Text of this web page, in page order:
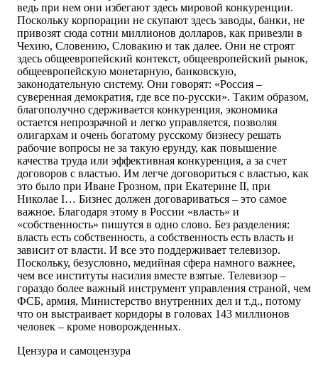
ведь при нем они избегают здесь мировой конкуренции.
Поскольку корпорации не скупают здесь заводы, банки, не
привозят сюда сотни миллионов долларов, как привезли в
Чехию, Словению, Словакию и так далее. Они не строят
здесь общеевропейский контекст, общеевропейский рынок,
общеевропейскую монетарную, банковскую,
законодательную систему. Они говорят: «Россия –
суверенная демократия, где все по-русски». Таким образом,
благополучно сдерживается конкуренция, экономика
остается непрозрачной и легко управляется, позволяя
олигархам и очень богатому русскому бизнесу решать
рабочие вопросы не за такую ерунду, как повышение
качества труда или эффективная конкуренция, а за счет
договоров с властью. Им легче договориться с властью, как
это было при Иване Грозном, при Екатерине II, при
Николае I… Бизнес должен договариваться – это самое
важное. Благодаря этому в России «власть» и
«собственность» пишутся в одно слово. Без разделения:
власть есть собственность, а собственность есть власть и
зависит от власти. И все это поддерживает телевизор.
Поскольку, безусловно, медийная сфера намного важнее,
чем все институты насилия вместе взятые. Телевизор –
гораздо более важный инструмент управления страной, чем
ФСБ, армия, Министерство внутренних дел и т.д., потому
что он выстраивает коридоры в головах 143 миллионов
человек – кроме новорожденных.
Цензура и самоцензура